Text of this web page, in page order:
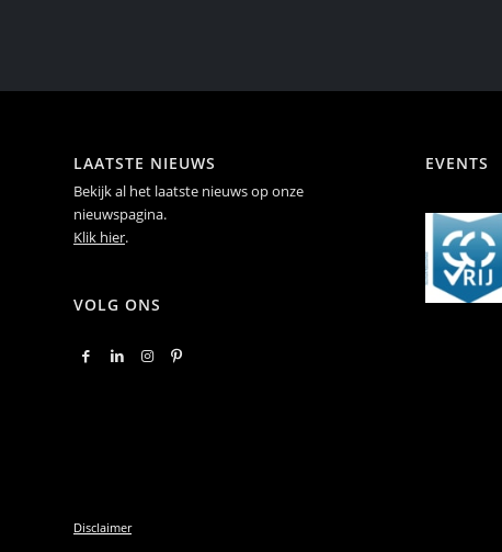
LAATSTE NIEUWS
Bekijk al het laatste nieuws op onze
nieuwspagina.
Klik hier.
VOLG ONS
EVENTS
Disclaimer